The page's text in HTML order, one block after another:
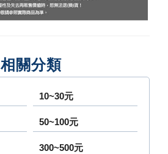
相關分類
10~30元
50~100元
300~500元